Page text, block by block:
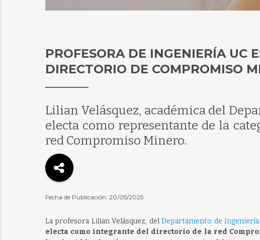
PROFESORA DE INGENIERÍA UC
DIRECTORIO DE COMPROMISO
Lilian Velásquez, académica del
electa como representante de la
red Compromiso Minero.
Fecha de Publicación: 20/05/2025
La profesora Lilian Velásquez, delDepartamento de
electa como integrante del directorio de la red